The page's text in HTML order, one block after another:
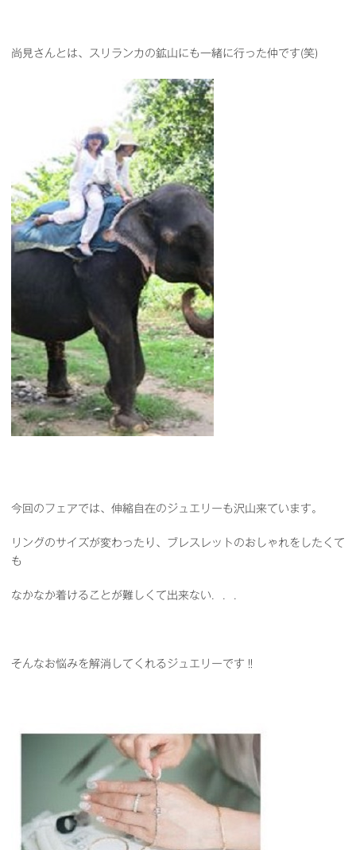
尚見さんとは、スリランカの鉱山にも一緒に行った仲です(笑)
今回のフェアでは、伸縮自在のジュエリーも沢山来ています。
リングのサイズが変わったり、ブレスレットのおしゃれをしたくて
も
なかなか着けることが難しくて出来ない．．．
そんなお悩みを解消してくれるジュエリーです‼